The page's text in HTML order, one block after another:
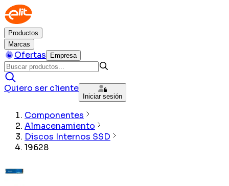
Productos
Marcas
Ofertas Empresa
Quiero ser cliente
Iniciar sesión
Componentes
Almacenamiento
Discos Internos SSD
19628